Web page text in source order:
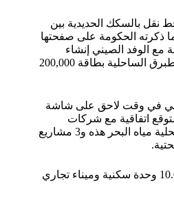
نقل بالسكك الحديدية بين
ذكرته الحكومة على صفحتها
الوفد الصيني إنشاء
محطة لتحلية المياه في مدينة طبرق الساحلية بطاقة 200,000
في وقت لاحق على شاشة
اتفاقية مع شركات
عملاقة (صينية) تشمل محطة تحلية مياه البحر هذه و3 مشاريع
“وأضاف: ”ناقشنا أيضاً بناء 10.000 وحدة سكنية وميناء تجاري